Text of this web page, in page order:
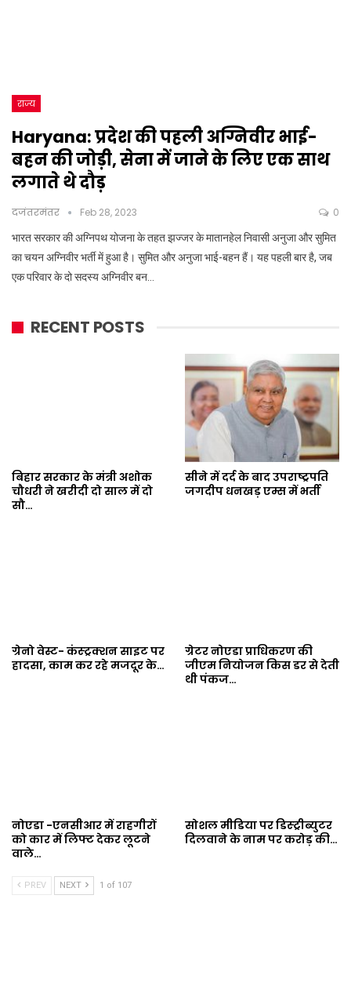
राज्य
Haryana: प्रदेश की पहली अग्निवीर भाई-
बहन की जोड़ी, सेना में जाने के लिए एक साथ
लगाते थे दौड़
दजंतरमंतर Feb 28, 2023 0
भारत सरकार की अग्निपथ योजना के तहत झज्जर के मातानहेल निवासी अनुजा और सुमित
का चयन अग्निवीर भर्ती में हुआ है। सुमित और अनुजा भाई-बहन हैं। यह पहली बार है, जब
एक परिवार के दो सदस्य अग्निवीर बन…
RECENT POSTS
बिहार सरकार के मंत्री अशोक
चौधरी ने खरीदी दो साल में दो
सौ…
सीने में दर्द के बाद उपराष्ट्रपति
जगदीप धनखड़ एम्स में भर्ती
ग्रेनो वेस्ट- कंस्ट्रक्शन साइट पर
हादसा, काम कर रहे मजदूर के…
ग्रेटर नोएडा प्राधिकरण की
जीएम नियोजन किस डर से देती
थी पंकज…
नोएडा -एनसीआर में राहगीरों
को कार में लिफ्ट देकर लूटने
वाले…
सोशल मीडिया पर डिस्ट्रीब्युटर
दिलवाने के नाम पर करोड़ की…
PREV NEXT 1 of 107